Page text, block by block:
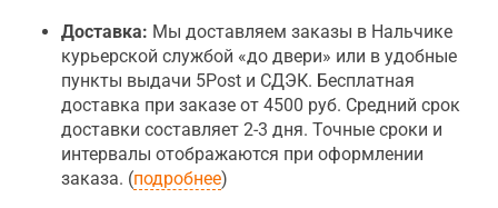
Доставка: Мы доставляем заказы в Нальчике
курьерской службой «до двери» или в удобные
пункты выдачи 5Post и СДЭК. Бесплатная
доставка при заказе от 4500 руб. Средний срок
доставки составляет 2-3 дня. Точные сроки и
интервалы отображаются при оформлении
заказа. (подробнее)